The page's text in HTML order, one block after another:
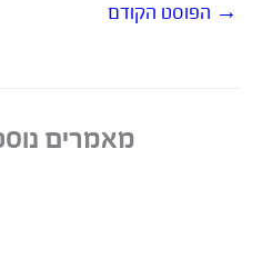
→ הפוסט הקודם
מאמרים